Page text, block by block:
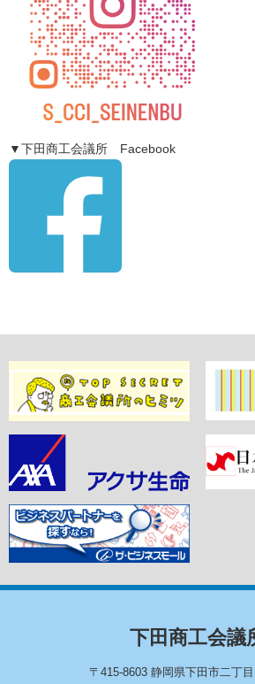
▼下田商工会議所 Facebook
下田商工会議
〒415-8603 静岡県下田市二丁